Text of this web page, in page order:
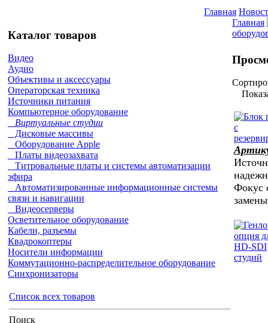
Главная
Каталог товаров
Видео
Аудио
Объективы и аксессуары
Операторская техника
Источники питания
Компьютерное оборудование
Виртуальные студии
Дисковые массивы
Оборудование Apple
Платы видеозахвата
Титровальные платы и системы автоматизации
эфира
Автоматизированные информационные системы
связи и навигации
Видеосерверы
Осветительное оборудование
Кабели, разъемы
Квадрокоптеры
Носители информации
Коммутационно-распределительное оборудование
Синхронизаторы
Список всех товаров
Поиск
Главная
Фокус